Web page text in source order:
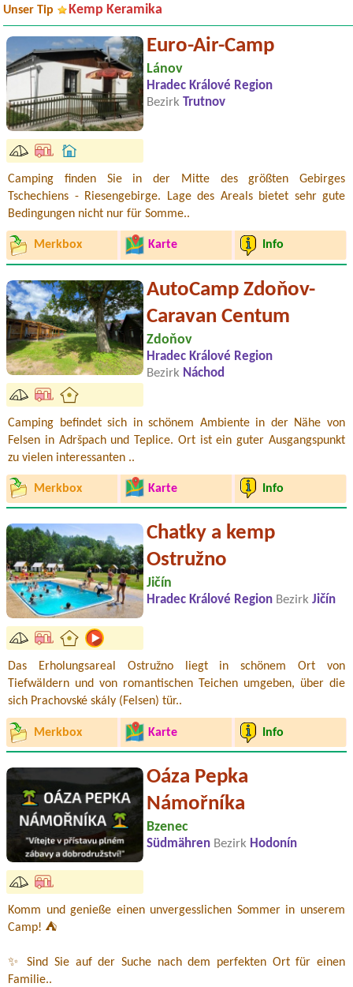
Unser Tip Kemp Keramika
Euro-Air-Camp
Lánov
Hradec Králové Region
Bezirk
Trutnov
Camping finden Sie in der Mitte des größten Gebirges
Tschechiens - Riesengebirge. Lage des Areals bietet sehr gute
Bedingungen nicht nur für Somme..
Merkbox Karte Info
AutoCamp Zdoňov-
Caravan Centum
Zdoňov
Hradec Králové Region
Bezirk Náchod
Camping befindet sich in schönem Ambiente in der Nähe von
Felsen in Adršpach und Teplice. Ort ist ein guter Ausgangspunkt
zu vielen interessanten ..
Merkbox Karte Info
Chatky a kemp
Ostružno
Jičín
Hradec Králové Region Bezirk Jičín
Das Erholungsareal Ostružno liegt in schönem Ort von
Tiefwäldern und von romantischen Teichen umgeben, über die
sich Prachovské skály (Felsen) tür..
Merkbox Karte Info
Oáza Pepka
Námořníka
Bzenec
Südmähren Bezirk Hodonín
Komm und genieße einen unvergesslichen Sommer in unserem
Camp! ⛺️
✨ Sind Sie auf der Suche nach dem perfekten Ort für einen
Familie..